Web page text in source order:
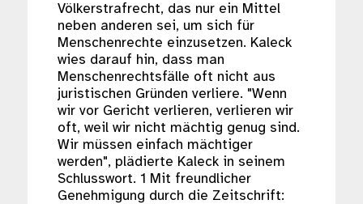
Völkerstrafrecht, das nur ein Mittel
neben anderen sei, um sich für
Menschenrechte einzusetzen. Kaleck
wies darauf hin, dass man
Menschenrechtsfälle oft nicht aus
juristischen Gründen verliere. "Wenn
wir vor Gericht verlieren, verlieren wir
oft, weil wir nicht mächtig genug sind.
Wir müssen einfach mächtiger
werden", plädierte Kaleck in seinem
Schlusswort. 1 Mit freundlicher
Genehmigung durch die Zeitschrift: